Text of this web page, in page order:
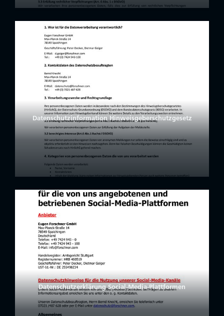
Datenschutzinformation Hinweisgeberschutzgesetz
Datenschutzerklärung Social-Media-Plattformen